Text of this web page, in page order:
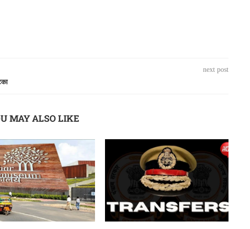
next post
MAY ALSO LIKE